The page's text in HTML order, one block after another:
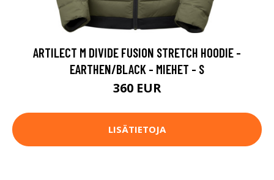
ARTILECT M DIVIDE FUSION STRETCH HOODIE -
EARTHEN/BLACK - MIEHET - S
360 EUR
LISÄTIETOJA